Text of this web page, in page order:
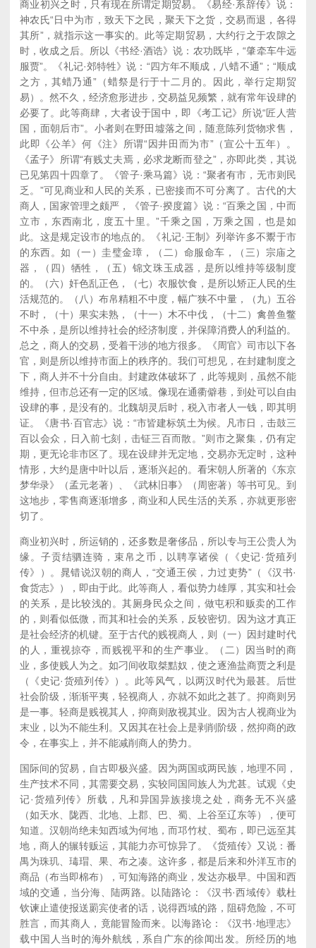
商业初兴之时，只有现在所谓定期贸易。《易经·系辞传》说：
神农氏“日中为市，致天下之民，聚天下之货，交易而退，各得
其所”，就指示这一事实的。此等定期贸易，大约行之于农隙之
时，收成之后。所以《书经·酒诰》说：农功既毕，“肇牵车牛远
服贾”。《礼记·郊特牲》说：“四方年不顺成，八蜡不通”；“顺成
之方，其蜡乃通”（蜡祭是行于十二月的。因此，举行定期贸
易）。然不久，经济愈形进步，交易益见频繁，就有常年设肆的
必要了。此等商肆，大者设于国中，即《考工记》所说“匠人营
国，面朝后市”。小者则在野田墟落之间，随意陈列货物求售，
此即《公羊》何《注》所谓“因井田而为市”（宣公十五年）。
《孟子》所谓“有贱丈夫焉，必求龙断而登之”，亦即此类，其说
已见第四十四章了。《管子·乘马篇》说：“聚者有市，无市则民
乏。”可见商业和人民的关系，已密接而不可分离了。古代的大
商人，国家管理之颇严，《管子·揆度篇》说：“百乘之国，中而
立市，东西南北，度五十里。”千乘之国，万乘之国，也是如
此。这是规定设市的地点的。《礼记·王制》列举许多不鬻于市
的东西。如（一）圭璧金璋，（二）命服命车，（三）宗庙之
器，（四）牺牲，（五）锦文珠玉成器，是所以维持等级制度
的。（六）奸色乱正色，（七）衣服饮食，是所以矫正人民的生
活规范的。（八）布帛精粗不中度，幅广狭不中量，（九）五谷
不时，（十）果实未熟，（十一）木不中伐，（十二）禽兽鱼鳖
不中杀，是所以维持社会的经济制度，并保障消费人的利益的。
总之，商人的交易，受着干涉的地方很多。《周官》司市以下各
官，则是所以维持市面上的秩序的。我们可想见，在封建制度之
下，商人并不十分自由。封建政体破坏了，此等规则，虽然不能
维持，但市总还有一定的区域。像现在通衢僻巷，到处可以自由
设肆的事，是没有的。北魏胡灵后时，税入市者人一钱，即其明
证。《唐书·百官志》说：“市皆建标筑土为候。凡市日，击鼓三
百以会众，日入前七刻，击钲三百而散。”则市之聚集，仍有定
期，更无论非市区了。现在设肆并无定地，交易亦无定时，这种
情形，大约是唐中叶以后，逐渐兴起的。看宋朝人所著的《东京
梦华录》（孟元老著）、《武林旧事》（周密著）等书可见。到
这地步，零售商逐渐增多，商业和人民生活的关系，亦就更形密
切了。
商业初兴时，所运销的，还多数是奢侈品，所以专与王公贵人为
缘。子贡结驷连骑，束帛之币，以聘享诸侯（《史记·货殖列
传》）。晁错说汉朝的商人，“交通王侯，力过吏势”（《汉书·
食货志》），即由于此。此等商人，看似势力雄厚，其实和社会
的关系，是比较浅的。其厕身民众之间，做屯积和贩卖的工作
的，则看似低微，而其和社会的关系，反较密切。因为这才真正
是社会经济的机键。至于古代的贱视商人，则（一）因封建时代
的人，重视掠夺，而贱视平和的生产事业。（二）因当时的商
业，多使贱人为之。如刁间收取桀黠奴，使之逐渔盐商贾之利是
（《史记·货殖列传》）。此等风气，以两汉时代为最甚。后世
社会阶级，渐渐平夷，轻视商人，亦就不如此之甚了。抑商则另
是一事。轻商是贱视其人，抑商则敌视其业。因为古人视商业为
末业，以为不能生利。又因其在社会上是剥削阶级，然抑商的政
令，在事实上，并不能减削商人的势力。
国际间的贸易，自古即极兴盛。因为两国或两民族，地理不同，
生产技术不同，其需要交易，实较同国同族人为尤甚。试观《史
记·货殖列传》所载，凡和异国异族接境之处，商务无不兴盛
（如天水、陇西、北地、上郡、巴、蜀、上谷至辽东等），便可
知道。汉朝尚绝未知西域为何地，而邛竹杖、蜀布，即已远至其
地，商人的辗转贩运，其能力亦可惊异了。《货殖传》又说：番
禺为珠玑、瑇瑁、果、布之凑。这许多，都是后来和外洋互市的
商品（布当即棉布），可知海路的商业，发达亦极早。中国和西
域的交通，当分海、陆两路。以陆路论：《汉书·西域传》载杜
钦谏止遣使报送罽宾使者的话，说得西域的路，阻碍危险，不可
胜言，而其商人，竟能冒险而来。以海路论：《汉书·地理志》
载中国人当时的海外航线，系自广东的徐闻出发。所经历的地